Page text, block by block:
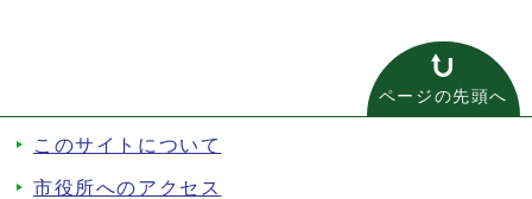
ページの先頭へ
このサイトについて
市役所へのアクセス